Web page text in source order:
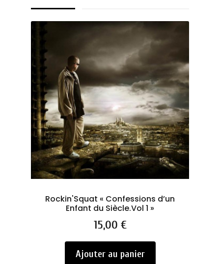
Rockin'Squat « Confessions d’un
Enfant du Siècle.Vol 1 »
Prix
15,00 €
Ajouter au panier